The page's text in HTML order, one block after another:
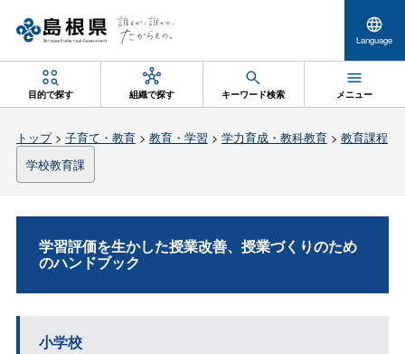
Language
目的で探す 組織で探す キーワード検索 メニュー
トップ> 子育て・教育> 教育・学習 > 学力育成・教科教育> 教育課程
学校教育課
学習評価を生かした授業改善、授業づくりのため
のハンドブック
小学校